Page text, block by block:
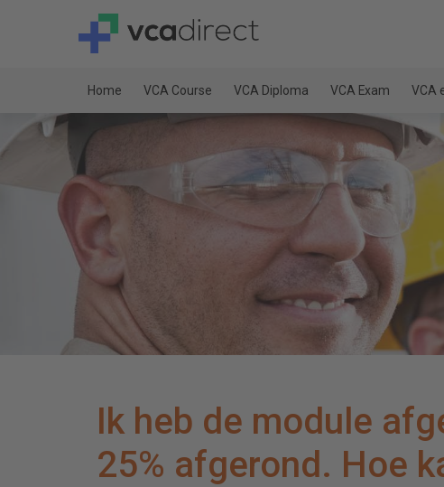
Home VCA Course VCA Diploma VCA Exam VCA
Ik heb de module
25% afgerond. Hoe